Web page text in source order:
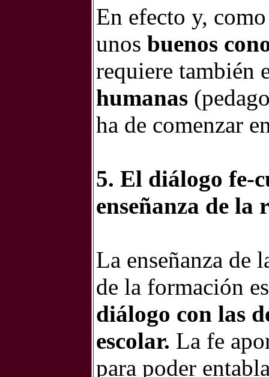
En efecto y,
unos buenos
requiere también
humanas
ha de comenzar
5. El diálogo fe-
enseñanza de la
La enseñanza de
de la formación
diálogo con las
escolar. La fe
para poder